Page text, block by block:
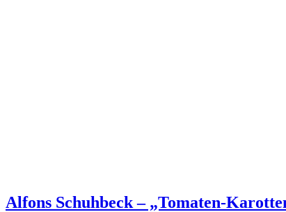
Alfons Schuhbeck – „Tomaten-